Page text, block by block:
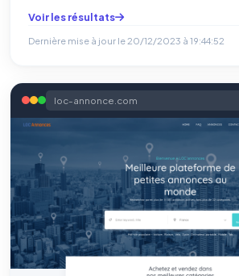
Voir les résultats
Dernière mise à jour le 20/12/2023 à 19:44:52
loc-annonce.com